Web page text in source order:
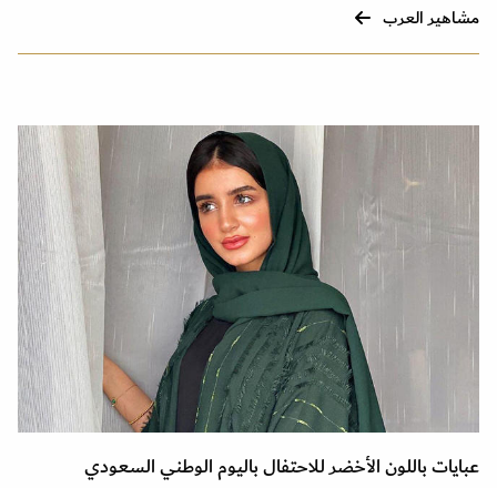
مشاهير العرب
عبايات باللون الأخضر للاحتفال باليوم الوطني السعودي